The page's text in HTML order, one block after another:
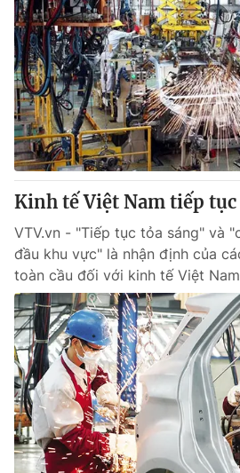
Kinh tế Việt Nam tiếp tục
VTV.vn - "Tiếp tục tỏa sáng" và
đầu khu vực" là nhận định của
toàn cầu đối với kinh tế Việt